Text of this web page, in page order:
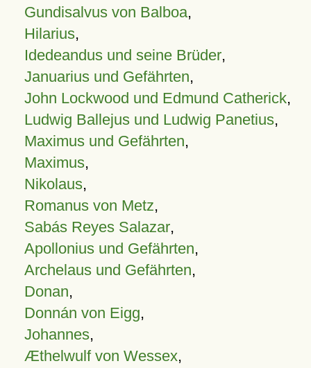
Gundisalvus von Balboa,
Hilarius,
Idedeandus und seine Brüder,
Januarius und Gefährten,
John Lockwood und Edmund Catherick,
Ludwig Ballejus und Ludwig Panetius,
Maximus und Gefährten,
Maximus,
Nikolaus,
Romanus von Metz,
Sabás Reyes Salazar,
Apollonius und Gefährten,
Archelaus und Gefährten,
Donan,
Donnán von Eigg,
Johannes,
Æthelwulf von Wessex,